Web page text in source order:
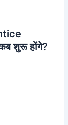
शुरू होंगे?